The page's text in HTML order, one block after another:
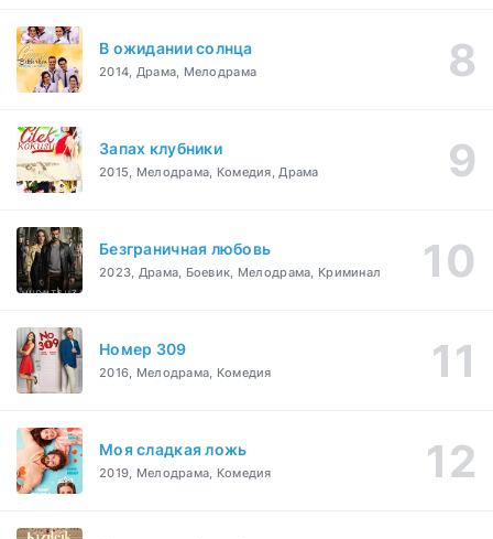
В ожидании солнца
2014, Драма, Мелодрама
Запах клубники
2015, Мелодрама, Комедия, Драма
Безграничная любовь
2023, Драма, Боевик, Мелодрама, Криминал
Номер 309
2016, Мелодрама, Комедия
Моя сладкая ложь
2019, Мелодрама, Комедия